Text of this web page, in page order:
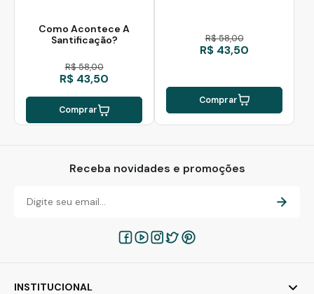
Como Acontece A
Santificação?
R$ 58,00
R$ 43,50
Comprar
R$ 58,00
R$ 43,50
Comprar
Receba novidades e promoções
INSTITUCIONAL